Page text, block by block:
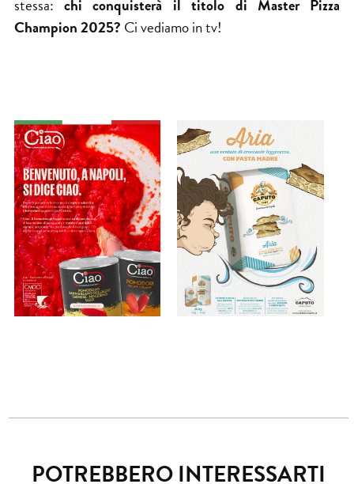
stessa: chi conquisterà il titolo di Master Pizza
Champion 2025? Ci vediamo in tv!
POTREBBERO INTERESSARTI